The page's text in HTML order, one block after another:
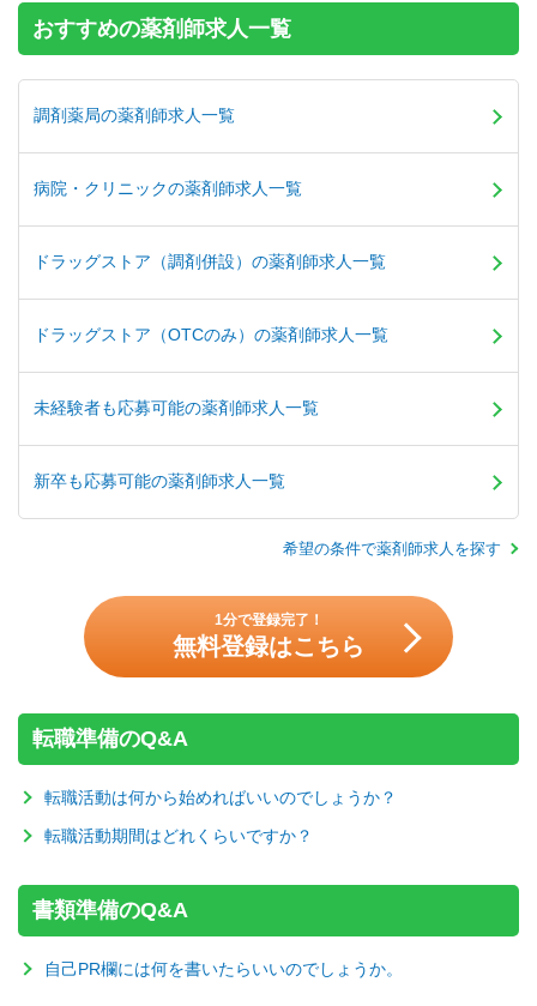
おすすめの薬剤師求人一覧
調剤薬局の薬剤師求人一覧
病院・クリニックの薬剤師求人一覧
ドラッグストア（調剤併設）の薬剤師求人一覧
ドラッグストア（OTCのみ）の薬剤師求人一覧
未経験者も応募可能の薬剤師求人一覧
新卒も応募可能の薬剤師求人一覧
希望の条件で薬剤師求人を探す
1分で登録完了！
無料登録はこちら
転職準備のQ&A
転職活動は何から始めればいいのでしょうか？
転職活動期間はどれくらいですか？
書類準備のQ&A
自己PR欄には何を書いたらいいのでしょうか。